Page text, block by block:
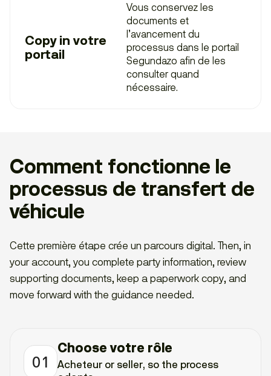
Copy in votre
portail
Vous conservez les
documents et
l’avancement du
processus dans le portail
Segundazo afin de les
consulter quand
nécessaire.
Comment fonctionne le
processus de transfert de
véhicule
Cette première étape crée un parcours digital. Then, in
your account, you complete party information, review
supporting documents, keep a paperwork copy, and
move forward with the guidance needed.
01
Choose votre rôle
Acheteur or seller, so the process